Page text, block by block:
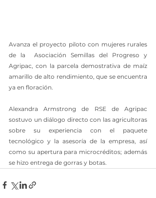
Avanza el proyecto piloto con mujeres rurales
de la  Asociación Semillas del Progreso y
Agripac, con la parcela demostrativa de maíz
amarillo de alto rendimiento, que se encuentra
ya en floración.
Alexandra Armstrong de RSE de Agripac
sostuvo un diálogo directo con las agricultoras
sobre su experiencia con el paquete
tecnológico y la asesoría de la empresa, así
como su apertura para microcréditos; además
se hizo entrega de gorras y botas.